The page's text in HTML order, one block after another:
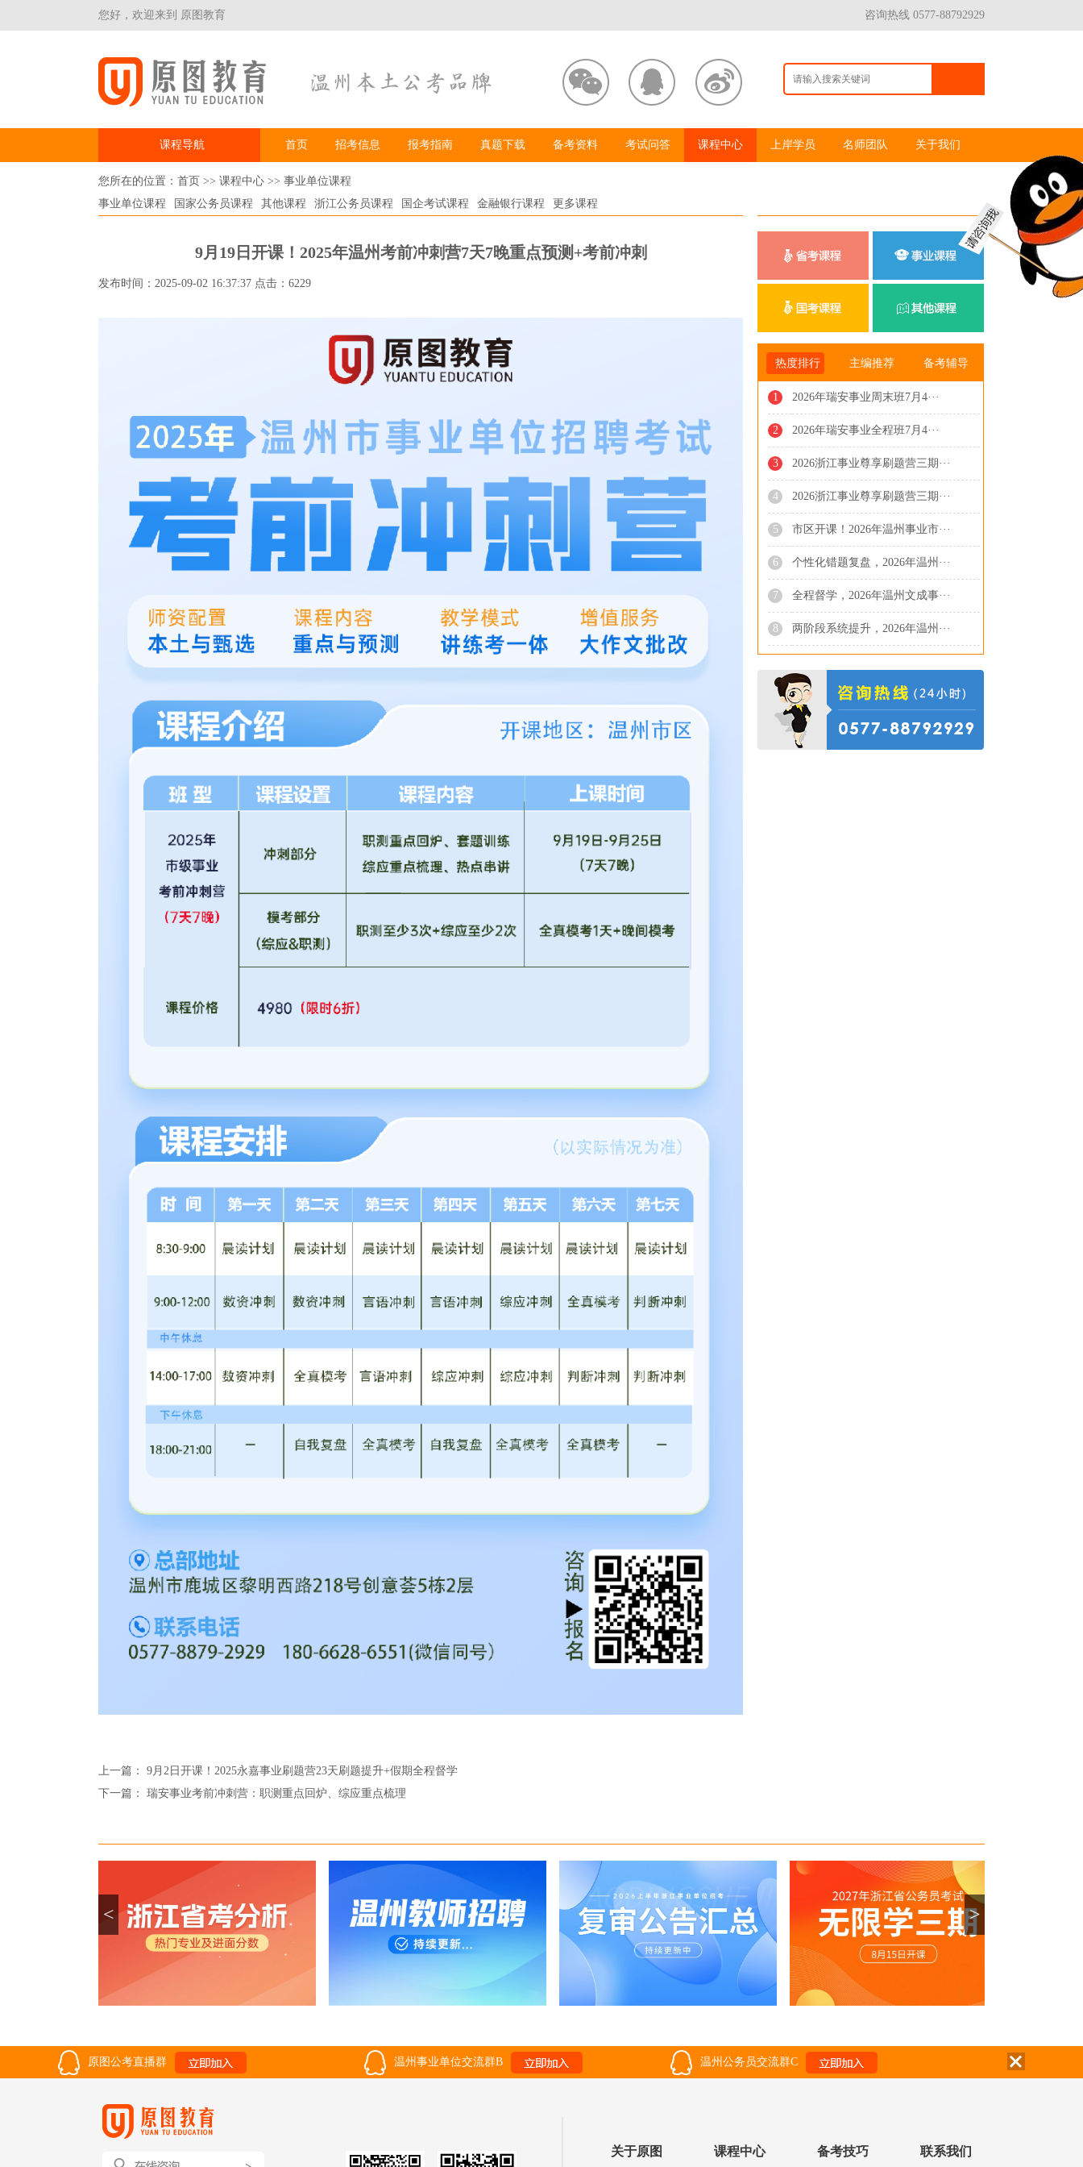
您好，欢迎来到 原图教育 咨询热线 0577-88792929
课程导航 首页 招考信息 报考指南 真题下载 备考资料 考试问答 课程中心 上岸学员 名师团队 关于我们
您所在的位置： 首页 >> 课程中心 >> 事业单位课程
事业单位课程
国家公务员课程 其他课程 浙江公务员课程 国企考试课程 金融银行课程 更多课程
9月19日开课！2025年温州考前冲刺营7天7晚重点预测+考前冲刺
发布时间：2025-09-02 16:37:37 点击：6229
上一篇： 9月2日开课！2025永嘉事业刷题营23天刷题提升+假期全程督学
下一篇： 瑞安事业考前冲刺营：职测重点回炉、综应重点梳理
热度排行 主编推荐 备考辅导
1
2
3
4
5
6
7
8
2026年瑞安事业周末班7月4···
2026年瑞安事业全程班7月4···
2026浙江事业尊享刷题营三期···
2026浙江事业尊享刷题营三期···
市区开课！2026年温州事业市···
个性化错题复盘，2026年温州···
全程督学，2026年温州文成事···
两阶段系统提升，2026年温州···
< >
原图公考直播群 温州事业单位交流群B 温州公务员交流群C
关于原图 课程中心 备考技巧 联系我们